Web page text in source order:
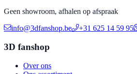
Geen showroom, afhalen op afspraak
info@3dfanshop.be +31 625 14 59 95
3D fanshop
Over ons